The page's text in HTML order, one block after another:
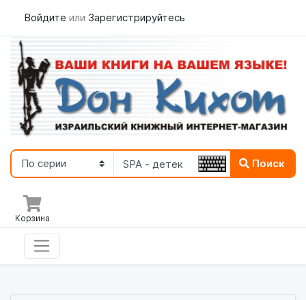
Войдите или Зарегистрируйтесь
Поиск
Корзина